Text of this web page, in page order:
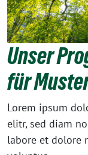
Unser
für
Lorem ipsum
elitr, sed diam
labore et dolore